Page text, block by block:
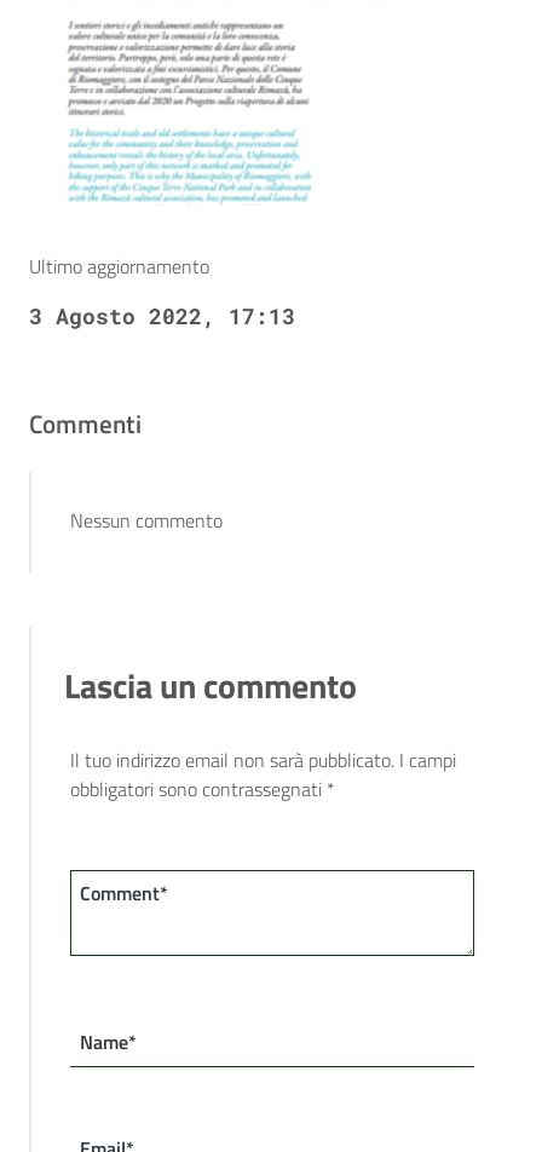
Ultimo aggiornamento
3 Agosto 2022, 17:13
Commenti
Nessun commento
Lascia un commento
Il tuo indirizzo email non sarà pubblicato. I campi
obbligatori sono contrassegnati *
Comment*
Name*